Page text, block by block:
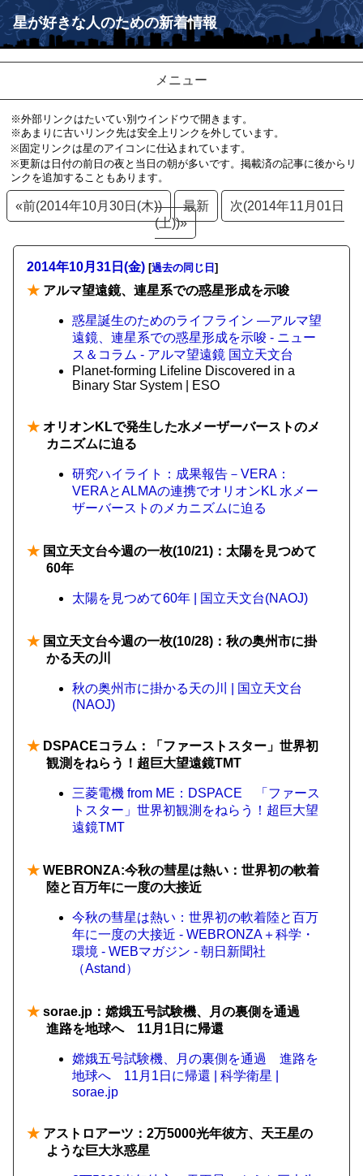
星が好きな人のための新着情報
メニュー
※外部リンクはたいてい別ウインドウで開きます。
※あまりに古いリンク先は安全上リンクを外しています。
※固定リンクは星のアイコンに仕込まれています。
※更新は日付の前日の夜と当日の朝が多いです。掲載済の記事に後からリ
ンクを追加することもあります。
«前(2014年10月30日(木)) 最新
次(2014年11月01日
(土))»
2014年10月31日(金) [過去の同じ日 ]
★ アルマ望遠鏡、連星系での惑星形成を示唆
惑星誕生のためのライフライン ―アルマ望
遠鏡、連星系での惑星形成を示唆 - ニュー
ス＆コラム - アルマ望遠鏡 国立天文台
Planet-forming Lifeline Discovered in a
Binary Star System | ESO
★ オリオンKLで発生した水メーザーバーストのメ
カニズムに迫る
研究ハイライト：成果報告－VERA：
VERAとALMAの連携でオリオンKL 水メー
ザーバーストのメカニズムに迫る
★ 国立天文台今週の一枚(10/21)：太陽を見つめて
60年
太陽を見つめて60年 | 国立天文台(NAOJ)
★ 国立天文台今週の一枚(10/28)：秋の奥州市に掛
かる天の川
秋の奥州市に掛かる天の川 | 国立天文台
(NAOJ)
★ DSPACEコラム：「ファーストスター」世界初
観測をねらう！超巨大望遠鏡TMT
三菱電機 from ME：DSPACE 「ファース
トスター」世界初観測をねらう！超巨大望
遠鏡TMT
★ WEBRONZA:今秋の彗星は熱い：世界初の軟着
陸と百万年に一度の大接近
今秋の彗星は熱い：世界初の軟着陸と百万
年に一度の大接近 - WEBRONZA＋科学・
環境 - WEBマガジン - 朝日新聞社
（Astand）
★ sorae.jp：嫦娥五号試験機、月の裏側を通過
進路を地球へ 11月1日に帰還
嫦娥五号試験機、月の裏側を通過 進路を
地球へ 11月1日に帰還 | 科学衛星 |
sorae.jp
★ アストロアーツ：2万5000光年彼方、天王星の
ような巨大氷惑星